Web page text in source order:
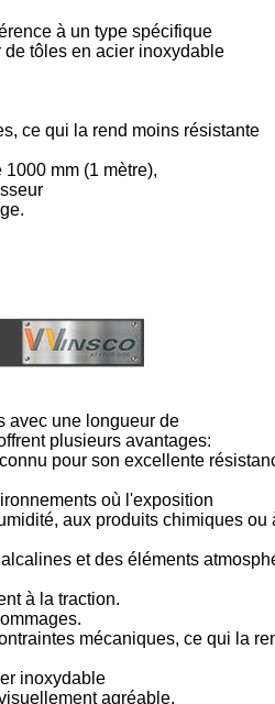
à un type spécifique
tôles en acier inoxydable
ce qui la rend moins résistante
mm (1 mètre),
avec une longueur de
plusieurs avantages:
pour son excellente
où l'exposition
aux produits chimiques ou
et des éléments
à la traction.
mécaniques, ce qui la
inoxydable
agréable,